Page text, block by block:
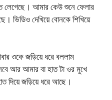
লেগেছে। আমার কেউ শুনে ফেলার
ভিডিও দেখিয়ে বোনকে শিখিয়ে
ওকে জড়িয়ে ধরে বললাম
আর আমার বা হাত টা ওর মুখে
দিয়ে জড়িয়ে ধরে আছে।